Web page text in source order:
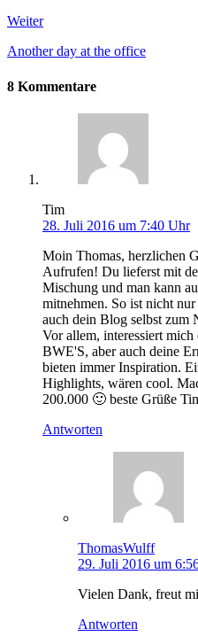
Weiter
Another day at the office
8 Kommentare
Tim
28. Juli 2016 um 7:40 Uhr
Moin Thomas, herzlichen
Aufrufen! Du lieferst mit
Mischung und man kann
mitnehmen. So ist nicht
auch dein Blog selbst zum
Vor allem, interessiert
BWE'S, aber auch deine
bieten immer Inspiration.
Highlights, wären cool.
200.000 🙂 beste Grüße
Antworten
ThomasWulff
29. Juli 2016 um
Vielen Dank, freut
Antworten